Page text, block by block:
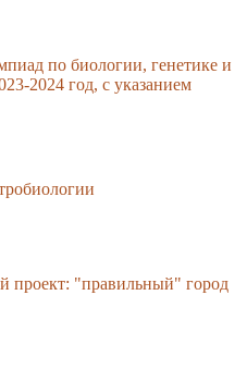
по биологии, генетике и
2024 год, с указанием
проект: "правильный" город